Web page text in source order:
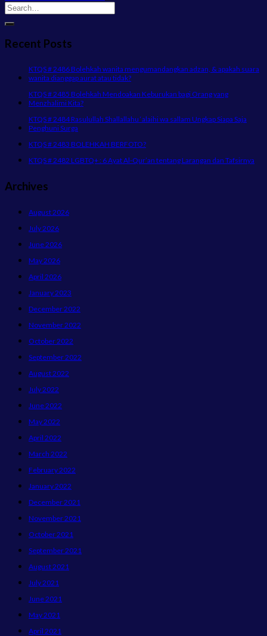
Recent Posts
KTQS # 2486 Bolehkah wanita mengumandangkan adzan, & apakah suara
wanita dianggap aurat atau tidak?
KTQS # 2485 Bolehkah Mendoakan Keburukan bagi Orang yang
Menzhalimi Kita?
KTQS # 2484 Rasulullah Shallallahu ‘alaihi wa sallam Ungkap Siapa Saja
Penghuni Surga
KTQS # 2483 BOLEHKAH BERFOTO?
KTQS # 2482 LGBTQ+ : 6 Ayat Al-Qur’an tentang Larangan dan Tafsirnya
Archives
August 2026
July 2026
June 2026
May 2026
April 2026
January 2023
December 2022
November 2022
October 2022
September 2022
August 2022
July 2022
June 2022
May 2022
April 2022
March 2022
February 2022
January 2022
December 2021
November 2021
October 2021
September 2021
August 2021
July 2021
June 2021
May 2021
April 2021